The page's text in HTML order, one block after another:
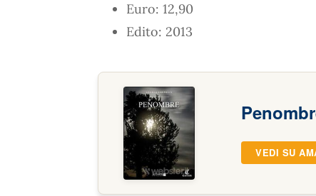
Euro: 12,90
Edito: 2013
VEDI SU